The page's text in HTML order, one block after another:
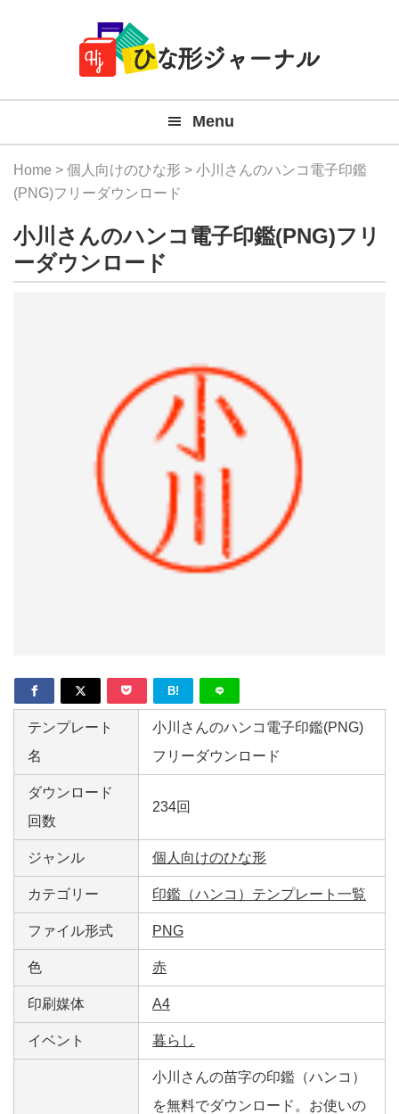
Navigation
料
テ
プ
ー
Menu
Home > 個人向けのひな形 > 小川さんのハンコ電子印鑑
(PNG)フリーダウンロード
小川さんのハンコ電子印鑑(PNG)フリ
ーダウンロード
B!
テンプレート
名
小川さんのハンコ電子印鑑(PNG)
フリーダウンロード
ダウンロード
回数
234回
ジャンル 個人向けのひな形
カテゴリー 印鑑（ハンコ）テンプレート一覧
ファイル形式 PNG
色 赤
印刷媒体 A4
イベント 暮らし
小川さんの苗字の印鑑（ハンコ）
を無料でダウンロード。お使いの